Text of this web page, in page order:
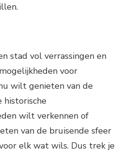
stad vol verrassingen en
voor
wilt genieten van de
historische
wilt verkennen of
van de bruisende sfeer
elk wat wils. Dus trek je